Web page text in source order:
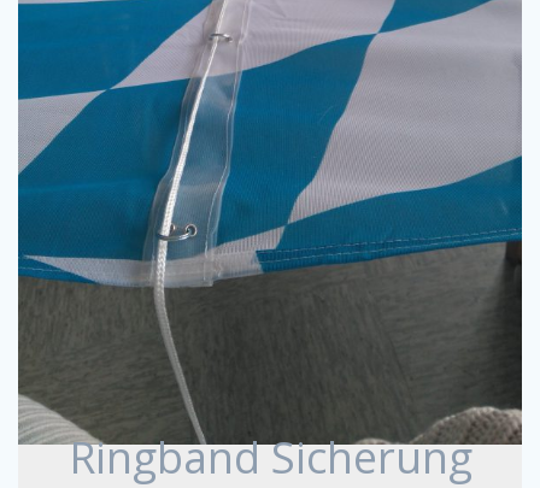
Ringband Sicherung